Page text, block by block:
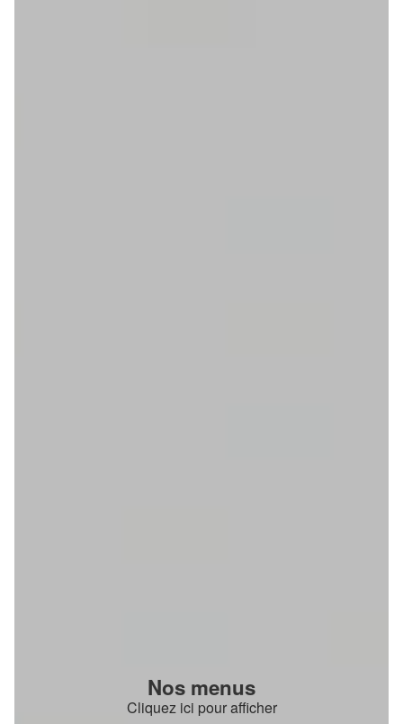
Nos menus
Cliquez ici pour afficher